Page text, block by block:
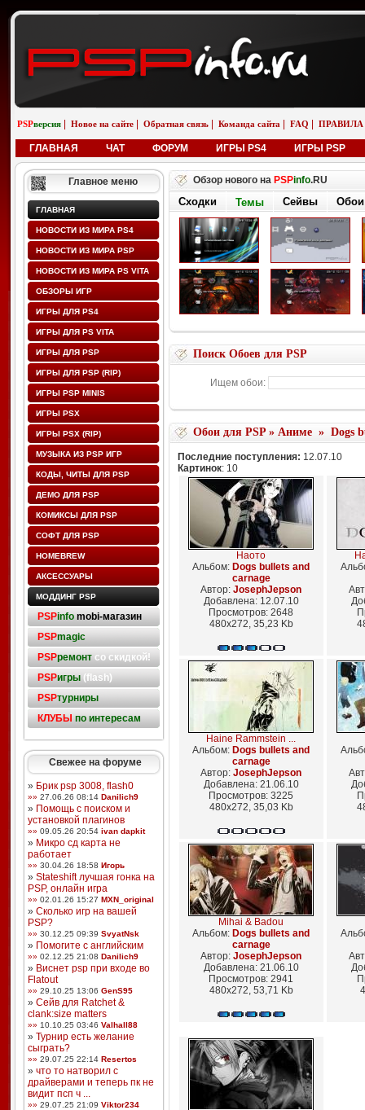
PSPверсия Новое на сайте Обратная связь Команда сайта FAQ ПРАВИЛА
ГЛАВНАЯ ЧАТ ФОРУМ ИГРЫ PS4 ИГРЫ PSP
Главное меню
ГЛАВНАЯ
НОВОСТИ ИЗ МИРА PS4
НОВОСТИ ИЗ МИРА PSP
НОВОСТИ ИЗ МИРА PS VITA
ОБЗОРЫ ИГР
ИГРЫ ДЛЯ PS4
ИГРЫ ДЛЯ PS VITA
ИГРЫ ДЛЯ PSP
ИГРЫ ДЛЯ PSP (RIP)
ИГРЫ PSP MINIS
ИГРЫ PSX
ИГРЫ PSX (RIP)
МУЗЫКА ИЗ PSP ИГР
КОДЫ, ЧИТЫ ДЛЯ PSP
ДЕМО ДЛЯ PSP
КОМИКСЫ ДЛЯ PSP
СОФТ ДЛЯ PSP
HOMEBREW
АКСЕССУАРЫ
МОДДИНГ PSP
PSPinfo mobi-магазин
PSPmagic
PSPремонтсо скидкой!
PSPигры(flash)
PSPтурниры
КЛУБЫ по интересам
Свежее на форуме
» Брик psp 3008, flash0
»» 27.06.26 08:14 Danilich9
» Помощь с поиском и
установкой плагинов
»» 09.05.26 20:54 ivan dapkit
» Микро сд карта не
работает
»» 30.04.26 18:58 Игорь
» Stateshift лучшая гонка на
PSP, онлайн игра
»» 02.01.26 15:27 MXN_original
» Сколько игр на вашей
PSP?
»» 30.12.25 09:39 SvyatNsk
» Помогите с английским
»» 02.12.25 21:08 Danilich9
» Виснет psp при входе во
Flatout
»» 29.10.25 13:06 GenS95
» Сейв для Ratchet &
clank:size matters
»» 10.10.25 03:46 Valhall88
» Турнир есть желание
сыграть?
»» 29.07.25 22:14 Resertos
» что то натворил с
драйверами и теперь пк не
видит псп ч ...
»» 29.07.25 21:09 Viktor234
Обзор нового на PSPinfo.RU
Сходки Темы Сейвы Обои
Поиск Обоев для PSP
Ищем обои:
Обои для PSP» Аниме» Dogs
Последние поступления: 12.07.10
Картинок: 10
Наото
Альбом: Dogs bullets and
carnage
Автор: JosephJepson
Добавлена: 12.07.10
Просмотров: 2648
480x272, 35,23 Kb
Haine Rammstein ...
Альбом: Dogs bullets and
carnage
Автор: JosephJepson
Добавлена: 21.06.10
Просмотров: 3225
480x272, 35,03 Kb
Mihai & Badou
Альбом: Dogs bullets and
carnage
Автор: JosephJepson
Добавлена: 21.06.10
Просмотров: 2941
480x272, 53,71 Kb